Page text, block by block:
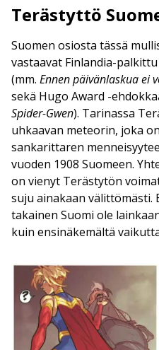
Terästyttö
Suomen osiosta tässä
vastaavat Finlandia-
(mm. Ennen päivänlaskua ei
sekä Hugo Award -
Spider-Gwen). Tarinassa
uhkaavan meteorin, joka
sankarittaren
vuoden 1908 Suomeen.
on vienyt Terästytön
suju ainakaan välittömästi.
takainen Suomi ole
kuin ensinäkemältä